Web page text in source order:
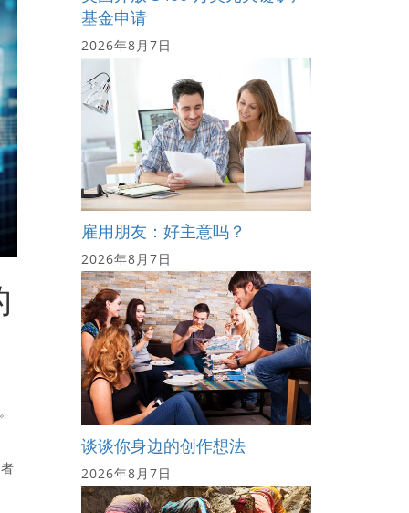
基金申请
2026年8月7日
雇用朋友：好主意吗？
2026年8月7日
谈谈你身边的创作想法
2026年8月7日